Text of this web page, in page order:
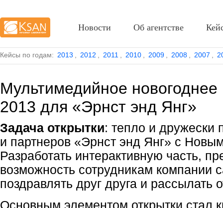
Кейсы по годам: 2013 2012 2011 2010 2009 2008 2007
Мультимедийное новогоднее
2013 для «Эрнст энд Янг»
Задача открытки: тепло и дружески
и партнеров «Эрнст энд Янг» с
Разработать интерактивную часть,
возможность сотрудникам компании
поздравлять друг друга и рассылать
Основным элементом открытки стал
Новости Об агентстве